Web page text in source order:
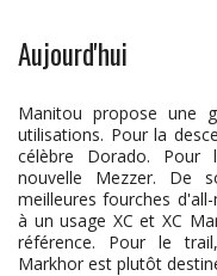
Aujourd'hui
Manitou propose une
utilisations. Pour la
célèbre Dorado. Pour
nouvelle Mezzer. De
meilleures fourches
à un usage XC et XC
référence. Pour le
Markhor est plutôt